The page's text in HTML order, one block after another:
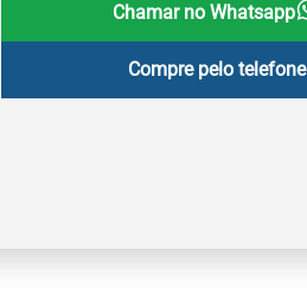
Chamar no Whatsapp
Compre pelo telefone